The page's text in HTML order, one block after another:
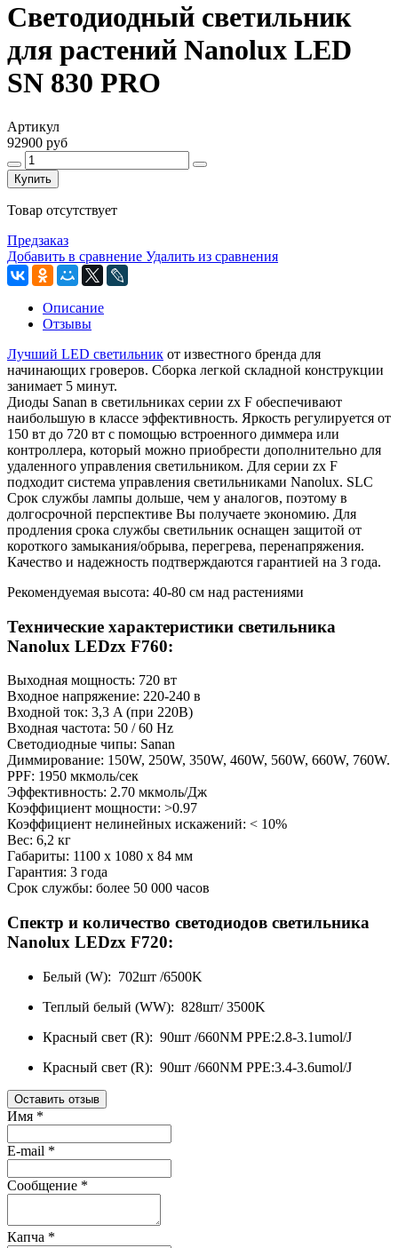
Светодиодный светильник
для растений Nanolux LED
SN 830 PRO
Артикул
92900 руб
Купить
Товар отсутствует
Предзаказ
Добавить в сравнение Удалить из сравнения
Описание
Отзывы
Лучший LED светильник от известного бренда для
начинающих гроверов. Сборка легкой складной конструкции
занимает 5 минут.
Диоды Sanan в светильниках серии zx F обеспечивают
наибольшую в классе эффективность. Яркость регулируется от
150 вт до 720 вт с помощью встроенного диммера или
контроллера, который можно приобрести дополнительно для
удаленного управления светильником. Для серии zx F
подходит система управления светильниками Nanolux. SLC
Срок службы лампы дольше, чем у аналогов, поэтому в
долгосрочной перспективе Вы получаете экономию. Для
продления срока службы светильник оснащен защитой от
короткого замыкания/обрыва, перегрева, перенапряжения.
Качество и надежность подтверждаются гарантией на 3 года.
Рекомендуемая высота: 40-80 см над растениями
Технические характеристики светильника
Nanolux LEDzx F760:
Выходная мощность: 720 вт
Входное напряжение: 220-240 в
Входной ток: 3,3 A (при 220В)
Входная частота: 50 / 60 Hz
Светодиодные чипы: Sanan
Диммирование: 150W, 250W, 350W, 460W, 560W, 660W, 760W.
PPF: 1950 мкмоль/сек
Эффективность: 2.70 мкмоль/Дж
Коэффициент мощности: >0.97
Коэффициент нелинейных искажений: < 10%
Вес: 6,2 кг
Габариты: 1100 x 1080 x 84 мм
Гарантия: 3 года
Срок службы: более 50 000 часов
Спектр и количество светодиодов светильника
Nanolux LEDzx F720:
Белый (W): 702шт /6500K
Теплый белый (WW): 828шт/ 3500K
Красный свет (R): 90шт /660NM PPE:2.8-3.1umol/J
Красный свет (R): 90шт /660NM PPE:3.4-3.6umol/J
Оставить отзыв
Имя *
E-mail *
Сообщение *
Капча *